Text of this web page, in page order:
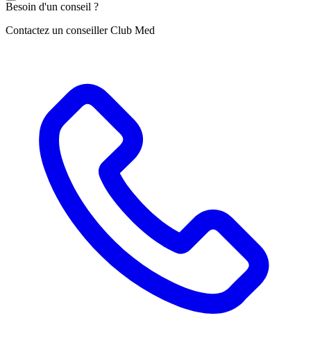
Besoin d'un conseil ?
Contactez un conseiller Club Med